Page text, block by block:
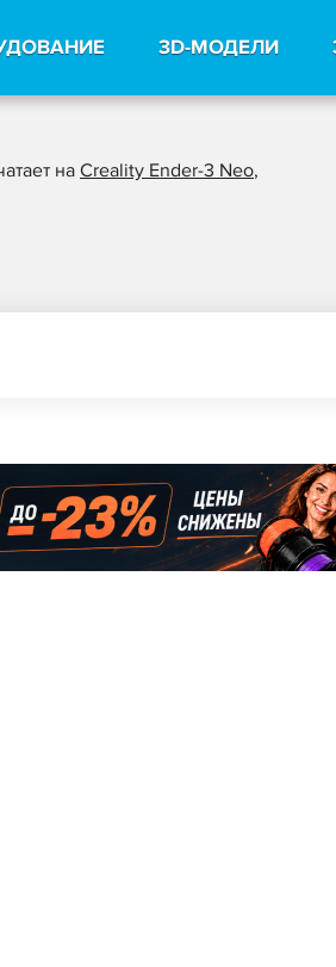
3D-МОДЕЛИ
на Creality Ender-3 Neo,